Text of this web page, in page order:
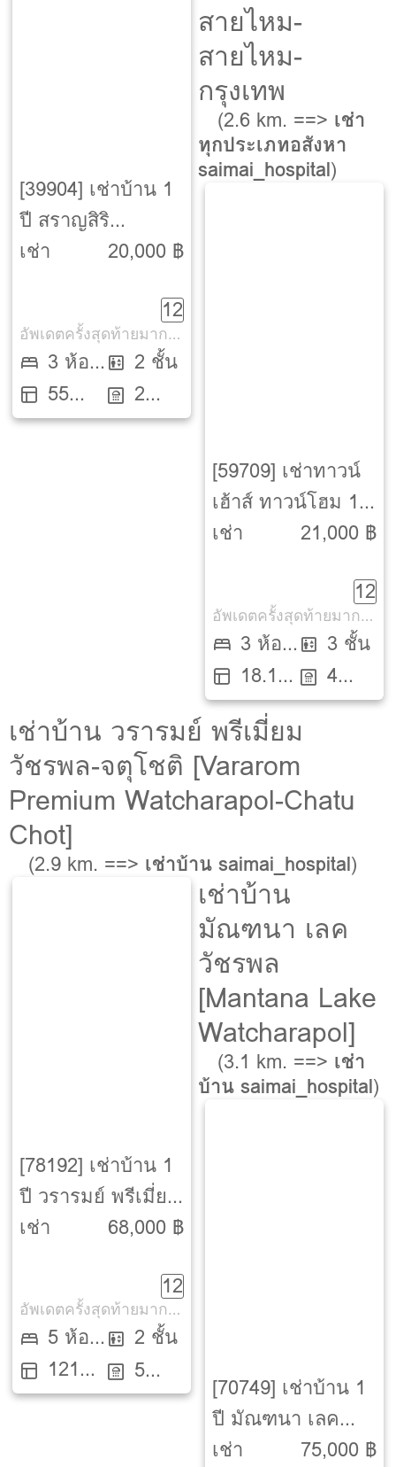
[39904] เช่าบ้าน 1
ปี สราญสิริ
พหลโยธิน -
Saimai]
เช่า
20,000 ฿
12
อัพเดตครั้งสุดท้ายมากกว่า 30 วัน
3 ห้อง
นอน55
ตรว.
2 ชั้น
2
ห้องน้ำ
สายไหม-
สายไหม-
กรุงเทพ
(2.6 km. ==> เช่า
ทุกประเภทอสังหา
saimai_hospital)
[59709] เช่าทาวน์
เฮ้าส์ ทาวน์โฮม 1
ปี ถนน สายไหม-
เช่า
21,000 ฿
12
อัพเดตครั้งสุดท้ายมากกว่า 30 วัน
3 ห้อง
นอน18.1
ตรว.
3 ชั้น
4
ห้องน้ำ
เช่าบ้าน วรารมย์ พรีเมี่ยม
วัชรพล-จตุโชติ [Vararom
Premium Watcharapol-Chatu
Chot]
(2.9 km. ==> เช่าบ้าน saimai_hospital)
[78192] เช่าบ้าน 1
ปี วรารมย์ พรีเมี่ยม
วัชรพล-จตุโชติ
Watcharapol-Chatu
Chot]
เช่า
68,000 ฿
12
อัพเดตครั้งสุดท้ายมากกว่า 30 วัน
5 ห้อง
นอน121
ตรว.
2 ชั้น
5
ห้องน้ำ
เช่าบ้าน
มัณฑนา เลค
วัชรพล
[Mantana Lake
Watcharapol]
(3.1 km. ==> เช่า
บ้าน saimai_hospital)
[70749] เช่าบ้าน 1
ปี มัณฑนา เลค
วัชรพล [Mantana
เช่า
75,000 ฿